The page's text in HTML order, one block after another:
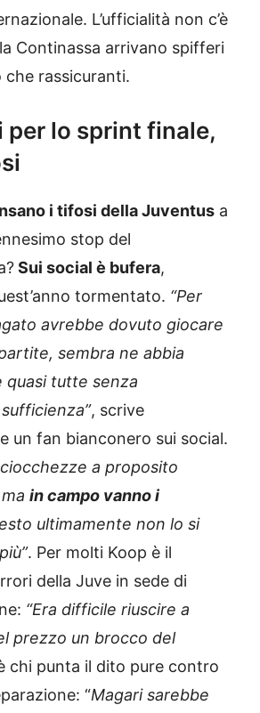
L’ufficialità non c’è
Continassa arrivano spifferi
che rassicuranti.
per lo sprint finale,
i tifosi della Juventus a
stop del
Sui social è bufera,
tormentato. “Per
avrebbe dovuto giocare
sembra ne abbia
quasi tutte senza
, scrive
un fan bianconero sui social.
a proposito
in campo vanno i
ultimamente non lo si
. Per molti Koop è il
della Juve in sede di
“Era difficile riuscire a
prezzo un brocco del
chi punta il dito pure contro
“Magari sarebbe